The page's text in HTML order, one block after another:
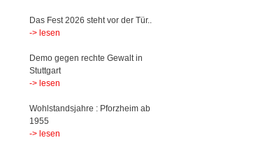
Das Fest 2026 steht vor der Tür..
-> lesen
Demo gegen rechte Gewalt in
Stuttgart
-> lesen
Wohlstandsjahre : Pforzheim ab
1955
-> lesen